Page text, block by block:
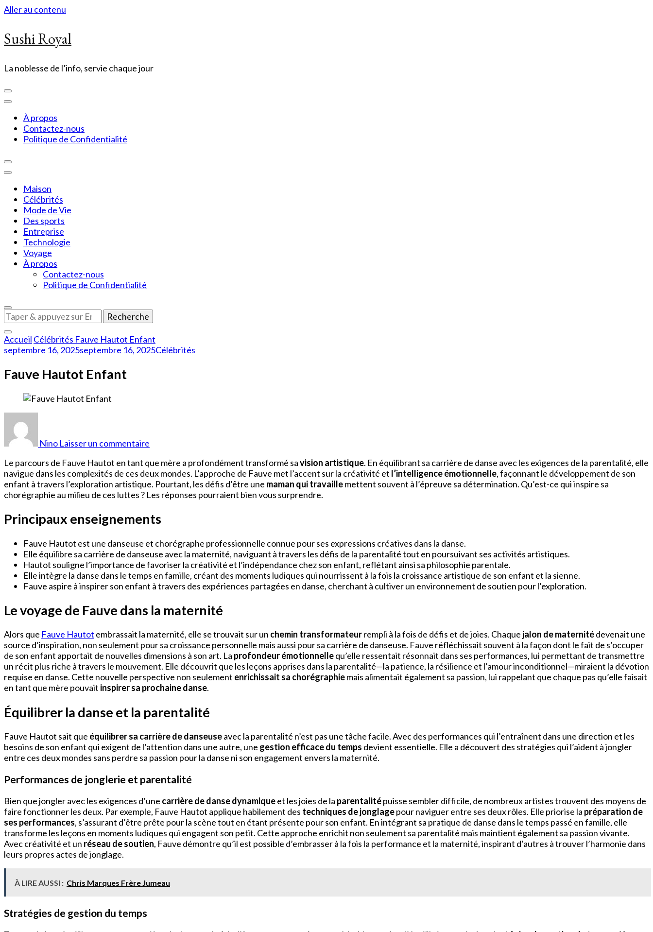
Aller au contenu
Sushi Royal
La noblesse de l’info, servie chaque jour
À propos
Contactez-nous
Politique de Confidentialité
Maison
Célébrités
Mode de Vie
Des sports
Entreprise
Technologie
Voyage
À propos
Contactez-nous
Politique de Confidentialité
Vous
recherchiez
quelque
chose
?
Accueil Célébrités Fauve Hautot Enfant
septembre 16, 2025septembre 16, 2025Célébrités
Fauve Hautot Enfant
Nino Laisser un commentaire
Enfant
Le parcours de Fauve Hautot en tant que mère a profondément transformé savision artistique. En équilibrant sa carrière de danse avec les exigences de la parentalité, elle
navigue dans les complexités de ces deux mondes. L’approche de Fauve met l’accent sur la créativité et l’intelligence émotionnelle, façonnant le développement de son
enfant à travers l’exploration artistique. Pourtant, les défis d’être une maman qui travaillemettent souvent à l’épreuve sa détermination. Qu’est-ce qui inspire sa
chorégraphie au milieu de ces luttes ? Les réponses pourraient bien vous surprendre.
Principaux enseignements
Fauve Hautot est une danseuse et chorégraphe professionnelle connue pour ses expressions créatives dans la danse.
Elle équilibre sa carrière de danseuse avec la maternité, naviguant à travers les défis de la parentalité tout en poursuivant ses activités artistiques.
Hautot souligne l’importance de favoriser la créativité et l’indépendance chez son enfant, reflétant ainsi sa philosophie parentale.
Elle intègre la danse dans le temps en famille, créant des moments ludiques qui nourrissent à la fois la croissance artistique de son enfant et la sienne.
Fauve aspire à inspirer son enfant à travers des expériences partagées en danse, cherchant à cultiver un environnement de soutien pour l’exploration.
Le voyage de Fauve dans la maternité
Alors que Fauve Hautot embrassait la maternité, elle se trouvait sur un chemin transformateurrempli à la fois de défis et de joies. Chaque jalon de maternitédevenait une
source d’inspiration, non seulement pour sa croissance personnelle mais aussi pour sa carrière de danseuse. Fauve réfléchissait souvent à la façon dont le fait de s’occuper
de son enfant apportait de nouvelles dimensions à son art. La profondeur émotionnellequ’elle ressentait résonnait dans ses performances, lui permettant de transmettre
un récit plus riche à travers le mouvement. Elle découvrit que les leçons apprises dans la parentalité—la patience, la résilience et l’amour inconditionnel—miraient la dévotion
requise en danse. Cette nouvelle perspective non seulement enrichissait sa chorégraphiemais alimentait également sa passion, lui rappelant que chaque pas qu’elle faisait
en tant que mère pouvait inspirer sa prochaine danse.
Équilibrer la danse et la parentalité
Fauve Hautot sait que équilibrer sa carrière de danseuseavec la parentalité n’est pas une tâche facile. Avec des performances qui l’entraînent dans une direction et les
besoins de son enfant qui exigent de l’attention dans une autre, une gestion efficace du temps devient essentielle. Elle a découvert des stratégies qui l’aident à jongler
entre ces deux mondes sans perdre sa passion pour la danse ni son engagement envers la maternité.
Performances de jonglerie et parentalité
Bien que jongler avec les exigences d’une carrière de danse dynamiqueet les joies de la parentalitépuisse sembler difficile, de nombreux artistes trouvent des moyens de
faire fonctionner les deux. Par exemple, Fauve Hautot applique habilement des techniques de jonglagepour naviguer entre ses deux rôles. Elle priorise la préparation de
ses performances, s’assurant d’être prête pour la scène tout en étant présente pour son enfant. En intégrant sa pratique de danse dans le temps passé en famille, elle
transforme les leçons en moments ludiques qui engagent son petit. Cette approche enrichit non seulement sa parentalité mais maintient également sa passion vivante.
Avec créativité et un réseau de soutien, Fauve démontre qu’il est possible d’embrasser à la fois la performance et la maternité, inspirant d’autres à trouver l’harmonie dans
leurs propres actes de jonglage.
À LIRE AUSSI : Chris Marques Frère Jumeau
Stratégies de gestion du temps